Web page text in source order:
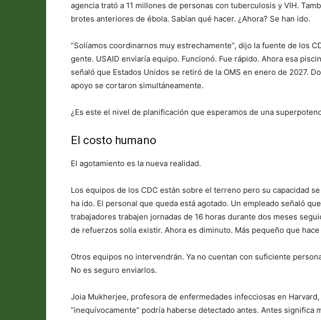
agencia trató a 11 millones de personas con tuberculosis y VIH.
brotes anteriores de ébola. Sabían qué hacer. ¿Ahora? Se han ido.
“Solíamos coordinarnos muy estrechamente”, dijo la fuente de los
gente. USAID enviaría equipo. Funcionó. Fue rápido. Ahora esa
señaló que Estados Unidos se retiró de la OMS en enero de 2027.
apoyo se cortaron simultáneamente.
¿Es este el nivel de planificación que esperamos de una
El costo humano
El agotamiento es la nueva realidad.
Los equipos de los CDC están sobre el terreno pero su capacidad
ha ido. El personal que queda está agotado. Un empleado señaló
trabajadores trabajen jornadas de 16 horas durante dos meses
de refuerzos solía existir. Ahora es diminuto. Más pequeño que hace
Otros equipos no intervendrán. Ya no cuentan con suficiente
No es seguro enviarlos.
Joia Mukherjee, profesora de enfermedades infecciosas en
“inequívocamente” podría haberse detectado antes. Antes significa